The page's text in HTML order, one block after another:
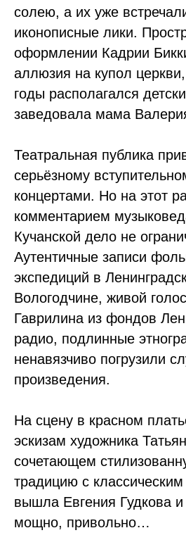
солею, а их уже
иконописные лики.
оформлении Кадрии
аллюзия на купол
годы располагался
заведовала мама
Театральная публика
серьёзному
концертами. Но на этот
комментарием
Кучанской дело не
Аутентичные записи
экспедиций в
Вологодчине, живой
Гаврилина из фондов
радио, подлинные
ненавязчиво погрузили
произведения.
На сцену в красном
эскизам художника
сочетающем
традицию с
вышла Евгения Гудкова
мощно, привольно…